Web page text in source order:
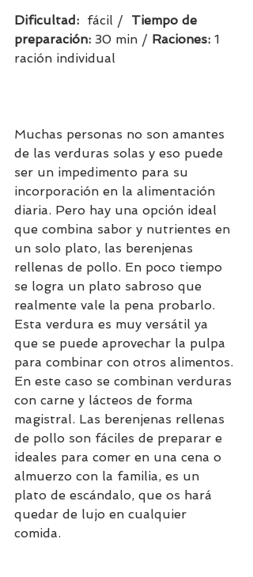
Dificultad: fácil / Tiempo de
preparación: 30 min / Raciones: 1
ración individual
Muchas personas no son amantes
de las verduras solas y eso puede
ser un impedimento para su
incorporación en la alimentación
diaria. Pero hay una opción ideal
que combina sabor y nutrientes en
un solo plato, las berenjenas
rellenas de pollo. En poco tiempo
se logra un plato sabroso que
realmente vale la pena probarlo.
Esta verdura es muy versátil ya
que se puede aprovechar la pulpa
para combinar con otros alimentos.
En este caso se combinan verduras
con carne y lácteos de forma
magistral. Las berenjenas rellenas
de pollo son fáciles de preparar e
ideales para comer en una cena o
almuerzo con la familia, es un
plato de escándalo, que os hará
quedar de lujo en cualquier
comida.